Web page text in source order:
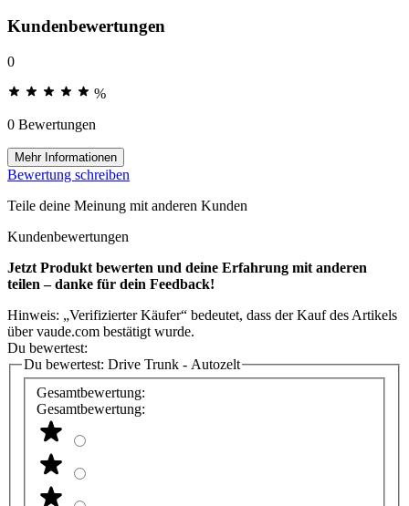
Kundenbewertungen
0
%
0 Bewertungen
Mehr Informationen
Bewertung schreiben
Teile deine Meinung mit anderen Kunden
Kundenbewertungen
Jetzt Produkt bewerten und deine Erfahrung mit anderen
teilen – danke für dein Feedback!
Hinweis: „Verifizierter Käufer“ bedeutet, dass der Kauf des Artikels
über vaude.com bestätigt wurde.
Du bewertest:
Du bewertest: Drive Trunk - Autozelt
Gesamtbewertung:
Gesamtbewertung: